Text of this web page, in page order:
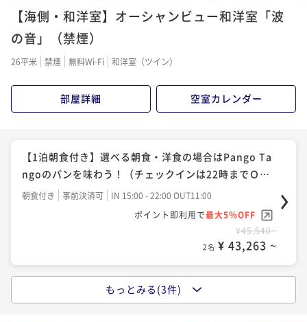
馬牛・松茸のすき焼きや松茸ご飯など、秋の味覚を堪
能！
二食付き 事前決済可
二食付き 事前決済可
IN 15:00 - 18:00 OUT11:00
2名 ¥ 149,017 ~
【海側・和洋室】オーシャンビュー和洋室「波
の音」（禁煙）
26平米 禁煙 無料Wi-Fi 和洋室（ツイン）
部屋詳細 空室カレンダー
【1泊朝食付き】選べる朝食・洋食の場合はPango Ta
ngoのパンを味わう！（チェックインは22時までＯ
Ｋ）
朝食付き 事前決済可
IN 15:00 - 22:00 OUT11:00
ポイント即利用で最大5％OFF
¥45,540~
2名 ¥ 43,263 ~
【秋・茜会席】栗ご飯やきのこの土瓶蒸し、郷土料理
もっとみる(3件)